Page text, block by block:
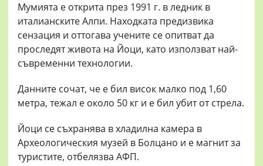
Мумията е открита през 1991 г. в ледник в
италианските Алпи. Находката предизвика
сензация и оттогава учените се опитват да
проследят живота на Йоци, като използват най-
съвременни технологии.
Данните сочат, че е бил висок малко под 1,60
метра, тежал е около 50 кг и е бил убит от стрела.
Йоци се съхранява в хладилна камера в
Археологическия музей в Болцано и е магнит за
туристите, отбелязва АФП.